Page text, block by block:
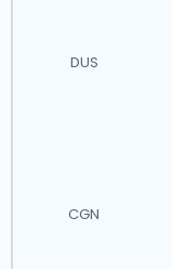
DUS
CGN